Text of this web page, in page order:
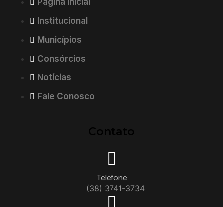
Institucional
Municípios
Consórcios
Notícias
Fale Conosco
Contato
Telefone
(38) 3741-3734